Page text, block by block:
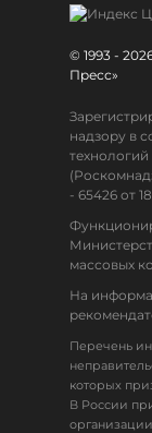
© 1993 -
Пресс»
надзору в
- 65426 от
массовых
На
Перечень
которых
В России